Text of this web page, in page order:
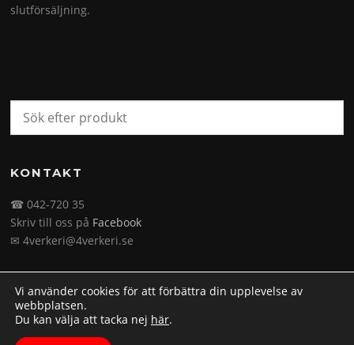
slutförsäljning.
KONTAKT
☎ 042-720 35
Skriv till oss på Facebook
✉ 4verkeri@4verkeri.se
Upphovsrätt © 2026 4verkeri.se. Alla rättigheter förbehålls.
Vi använder cookies för att förbättra din upplevelse av
webbplatsen.
Du kan välja att tacka nej här.